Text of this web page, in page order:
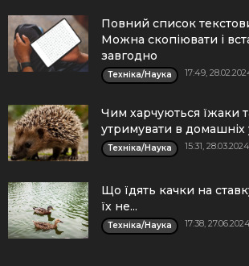
Повний список
Можна скопіювати і
завгодно
Техніка/Наука 17:49,
Чим харчуються їжаки
утримувати в домашніх
Техніка/Наука 15:31, 28.03.2024
Що їдять качки на
їх не...
Техніка/Наука 17:38,